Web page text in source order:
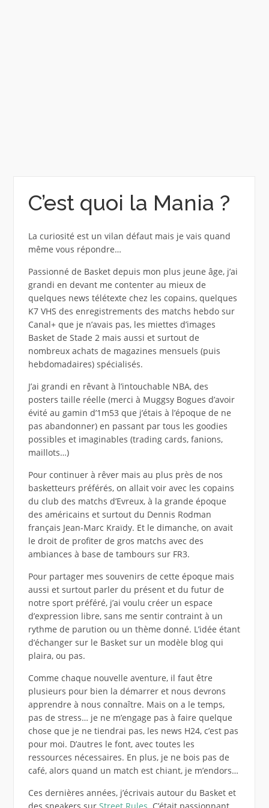
C’est quoi la Mania ?
La curiosité est un vilan défaut mais je vais quand
même vous répondre…
Passionné de Basket depuis mon plus jeune âge, j’ai
grandi en devant me contenter au mieux de
quelques news télétexte chez les copains, quelques
K7 VHS des enregistrements des matchs hebdo sur
Canal+ que je n’avais pas, les miettes d’images
Basket de Stade 2 mais aussi et surtout de
nombreux achats de magazines mensuels (puis
hebdomadaires) spécialisés.
J’ai grandi en rêvant à l’intouchable NBA, des
posters taille réelle (merci à Muggsy Bogues d’avoir
évité au gamin d’1m53 que j’étais à l’époque de ne
pas abandonner) en passant par tous les goodies
possibles et imaginables (trading cards, fanions,
maillots…)
Pour continuer à rêver mais au plus près de nos
basketteurs préférés, on allait voir avec les copains
du club des matchs d’Evreux, à la grande époque
des américains et surtout du Dennis Rodman
français Jean-Marc Kraïdy. Et le dimanche, on avait
le droit de profiter de gros matchs avec des
ambiances à base de tambours sur FR3.
Pour partager mes souvenirs de cette époque mais
aussi et surtout parler du présent et du futur de
notre sport préféré, j’ai voulu créer un espace
d’expression libre, sans me sentir contraint à un
rythme de parution ou un thème donné. L’idée étant
d’échanger sur le Basket sur un modèle blog qui
plaira, ou pas.
Comme chaque nouvelle aventure, il faut être
plusieurs pour bien la démarrer et nous devrons
apprendre à nous connaître. Mais on a le temps,
pas de stress… je ne m’engage pas à faire quelque
chose que je ne tiendrai pas, les news H24, c’est pas
pour moi. D’autres le font, avec toutes les
ressources nécessaires. En plus, je ne bois pas de
café, alors quand un match est chiant, je m’endors…
Ces dernières années, j’écrivais autour du Basket et